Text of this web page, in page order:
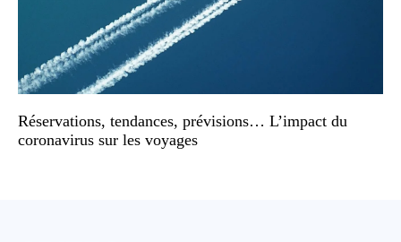
Réservations, tendances, prévisions… L’impact du
coronavirus sur les voyages